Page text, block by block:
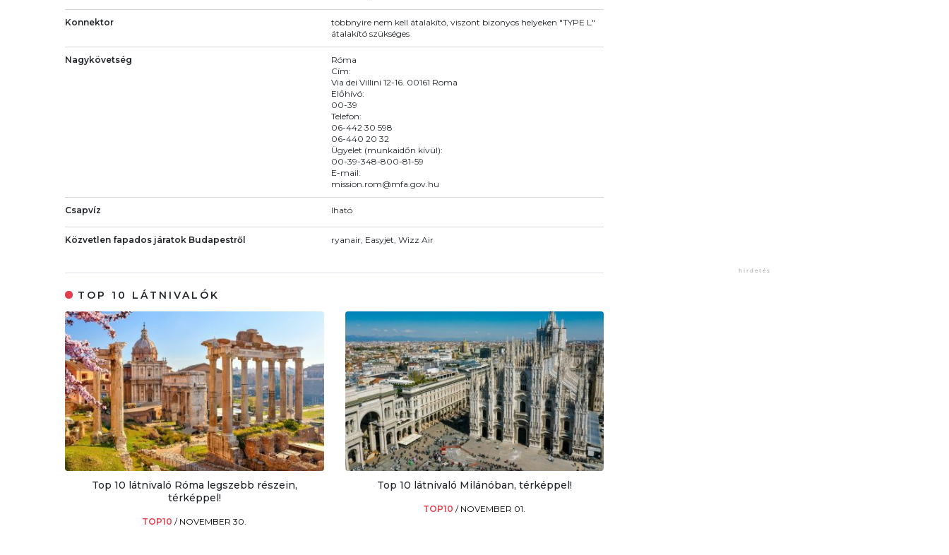
Konnektor
többnyire nem kell átalakító, viszont bizonyos helyeken "TYPE L"
átalakító szükséges
Nagykövetség
Róma
Cím:
Via dei Villini 12-16. 00161 Roma
Előhívó:
00-39
Telefon:
06-442 30 598
06-440 20 32
Ügyelet (munkaidőn kívül):
00-39-348-800-81-59
E-mail:
mission.rom@mfa.gov.hu
Csapvíz Iható
Közvetlen fapados járatok Budapestről ryanair, Easyjet, Wizz Air
TOP 10 LÁTNIVALÓK
Top 10 látnivaló Róma legszebb részein,
térképpel!
TOP10/ NOVEMBER 30.
Top 10 látnivaló Milánóban, térképpel!
TOP10/ NOVEMBER 01.